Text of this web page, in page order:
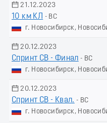
21.12.2023
10 км КЛ
- ВС
г. Новосибирск,
20.12.2023
Спринт СВ - Финал - ВС
г. Новосибирск,
20.12.2023
Спринт СВ - Квал. - ВС
г. Новосибирск,